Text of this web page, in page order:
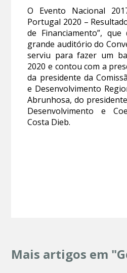
O Evento Nacional
Portugal 2020 –
de Financiamento”,
grande auditório do
serviu para fazer um
2020 e contou com a
da presidente da
e Desenvolvimento
Abrunhosa, do
Desenvolvimento e
Costa Dieb.
Mais artigos em